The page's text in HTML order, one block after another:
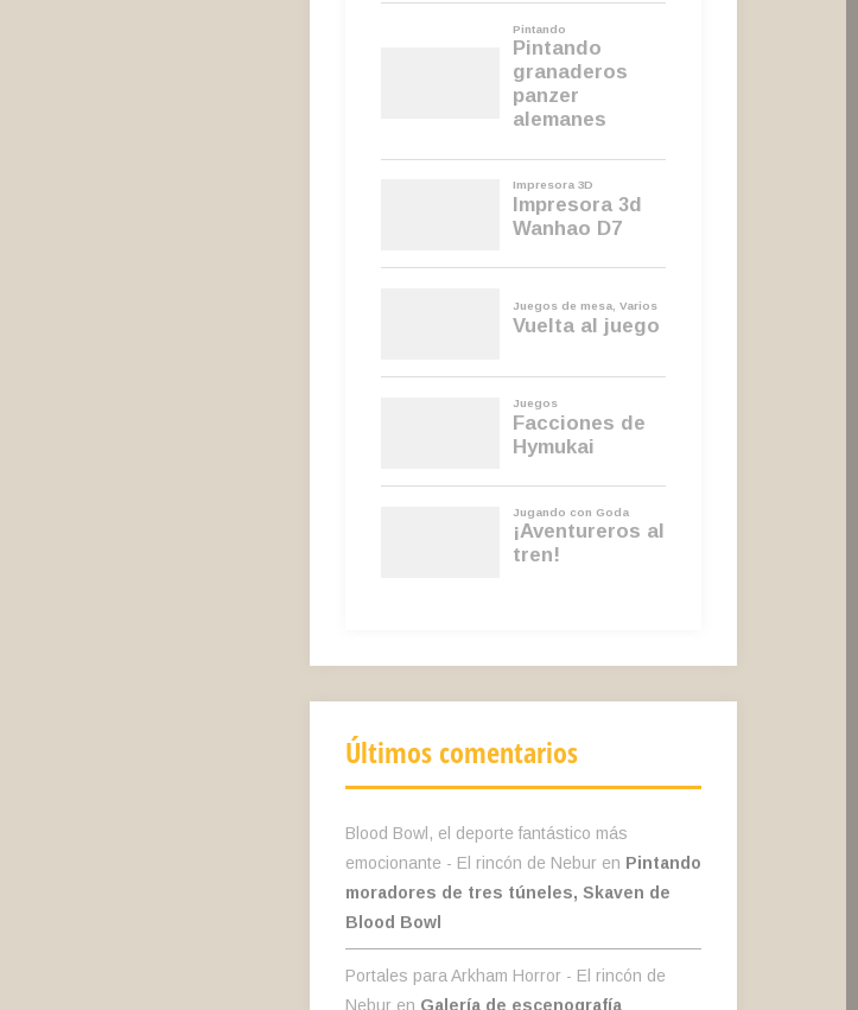
Últimos comentarios
Blood Bowl, el deporte fantástico más
emocionante - El rincón de Nebur en Pintando
moradores de tres túneles, Skaven de
Blood Bowl
Portales para Arkham Horror - El rincón de
Nebur en Galería de escenografía